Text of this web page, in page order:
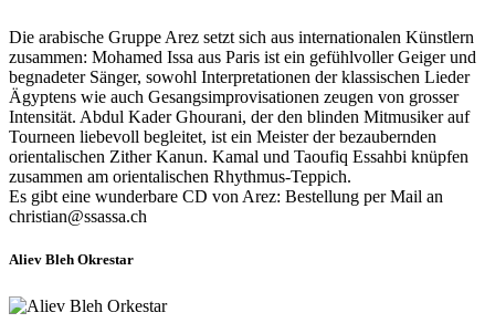
Die arabische Gruppe Arez setzt sich aus internationalen Künstlern
zusammen: Mohamed Issa aus Paris ist ein gefühlvoller Geiger und
begnadeter Sänger, sowohl Interpretationen der klassischen Lieder
Ägyptens wie auch Gesangsimprovisationen zeugen von grosser
Intensität. Abdul Kader Ghourani, der den blinden Mitmusiker auf
Tourneen liebevoll begleitet, ist ein Meister der bezaubernden
orientalischen Zither Kanun. Kamal und Taoufiq Essahbi knüpfen
zusammen am orientalischen Rhythmus-Teppich.
Es gibt eine wunderbare CD von Arez: Bestellung per Mail an
christian@ssassa.ch
Aliev Bleh Okrestar